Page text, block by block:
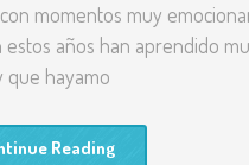
momentos muy
estos años han aprendido
que hayamo
Reading